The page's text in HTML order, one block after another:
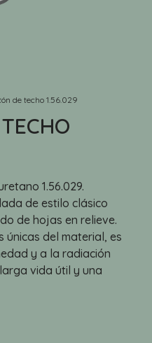
de techo 1.56.029
1.56.029.
de estilo clásico
de hojas en relieve.
únicas del material, es
y a la radiación
vida útil y una